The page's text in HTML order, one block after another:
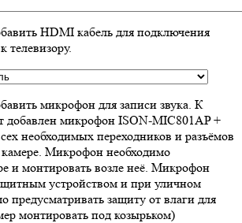
HDMI кабель для подключения
телевизору.
микрофон для записи звука. К
добавлен микрофон ISON-MIC801AP +
необходимых переходников и разъёмов
Микрофон необходимо
и монтировать возле неё. Микрофон
устройством и при уличном
предусматривать защиту от влаги для
монтировать под козырьком)